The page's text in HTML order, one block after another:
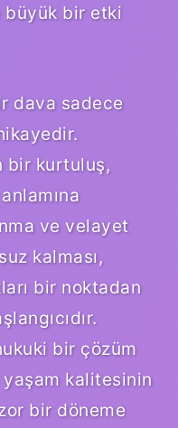
büyük bir etki
dava sadece
bir kurtuluş,
ve velayet
kalması,
bir noktadan
bir çözüm
kalitesinin
bir döneme